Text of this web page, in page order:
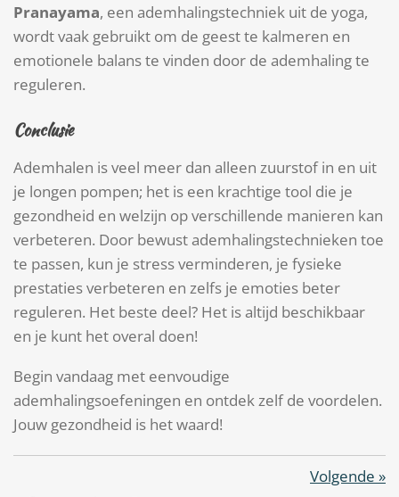
Pranayama, een ademhalingstechniek uit de yoga,
wordt vaak gebruikt om de geest te kalmeren en
emotionele balans te vinden door de ademhaling te
reguleren.
Conclusie
Ademhalen is veel meer dan alleen zuurstof in en uit
je longen pompen; het is een krachtige tool die je
gezondheid en welzijn op verschillende manieren kan
verbeteren. Door bewust ademhalingstechnieken toe
te passen, kun je stress verminderen, je fysieke
prestaties verbeteren en zelfs je emoties beter
reguleren. Het beste deel? Het is altijd beschikbaar
en je kunt het overal doen!
Begin vandaag met eenvoudige
ademhalingsoefeningen en ontdek zelf de voordelen.
Jouw gezondheid is het waard!
Volgende »